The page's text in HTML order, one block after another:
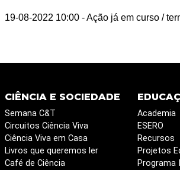
19-08-2022 10:00 - Ação já em curso /
CIÊNCIA E SOCIEDADE
Semana C&T
Circuitos Ciência Viva
Ciência Viva em Casa
Livros que queremos ler
Café de Ciência
Academia
ESERO
Recursos
Projetos
Programa